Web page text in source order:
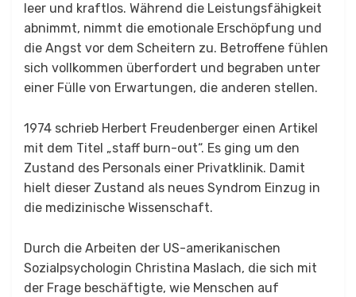
leer und kraftlos. Während die Leistungsfähigkeit
abnimmt, nimmt die emotionale Erschöpfung und
die Angst vor dem Scheitern zu. Betroffene fühlen
sich vollkommen überfordert und begraben unter
einer Fülle von Erwartungen, die anderen stellen.
1974 schrieb Herbert Freudenberger einen Artikel
mit dem Titel „staff burn-out“. Es ging um den
Zustand des Personals einer Privatklinik. Damit
hielt dieser Zustand als neues Syndrom Einzug in
die medizinische Wissenschaft.
Durch die Arbeiten der US-amerikanischen
Sozialpsychologin Christina Maslach, die sich mit
der Frage beschäftigte, wie Menschen auf